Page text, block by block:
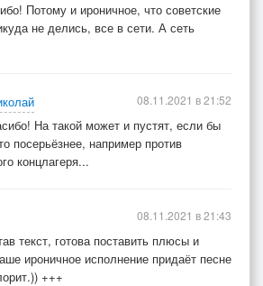
Потому и ироничное, что советские
не делись, все в сети. А сеть
На такой может и пустят, если бы
посерьёзнее, например против
концлагеря...
08.11.2021 в 21:52
текст, готова поставить плюсы и
ироничное исполнение придаёт песне
+++
08.11.2021 в 21:43